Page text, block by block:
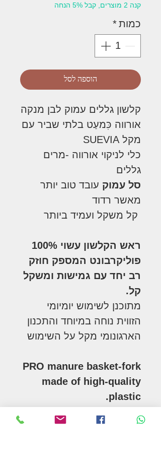
קנה 2 מוצרים, קבל 5% הנחה
כמות*
הוספה לסל
קלשון גללים עמוק לבן מנקה
אורווה כִּמעַט בלתי שביר עם
מקל SUEVIA
כלי לניקוי אורווה -מרים
גללים
סל עמוק עובד טוב יותר
מאשר רדוד
קל משקל ועמיד ביותר
ראש הקלשון עשוי 100%
פוליקרבונט המספק חוזק
רב יחד עם גמישות ומשקל
קל.
מתוכנן לשימוש יומיומי
הזווית נוחה במיוחד והתכנון
הארגונומי מקל על השימוש
PRO manure basket-fork
made of high-quality
plastic.
sides to take more hay or